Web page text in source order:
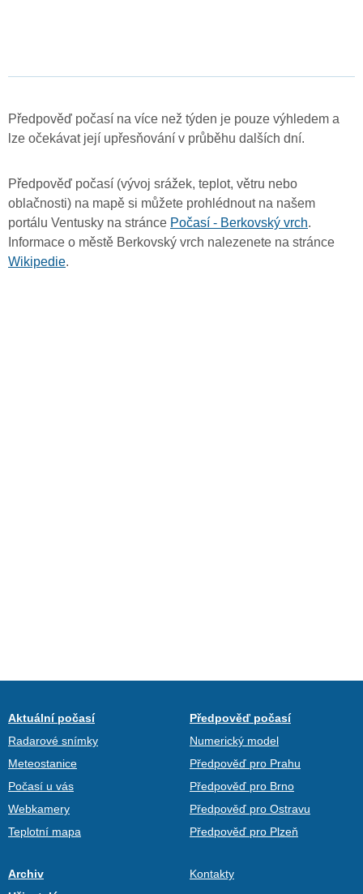
Předpověď počasí na více než týden je pouze výhledem a
lze očekávat její upřesňování v průběhu dalších dní.
Předpověď počasí (vývoj srážek, teplot, větru nebo
oblačnosti) na mapě si můžete prohlédnout na našem
portálu Ventusky na stránce Počasí - Berkovský vrch.
Informace o městě Berkovský vrch nalezenete na stránce
Wikipedie.
Aktuální počasí
Radarové snímky
Meteostanice
Počasí u vás
Webkamery
Teplotní mapa
Předpověď počasí
Numerický model
Předpověď pro Prahu
Předpověď pro Brno
Předpověď pro Ostravu
Předpověď pro Plzeň
Archiv
Kontakty